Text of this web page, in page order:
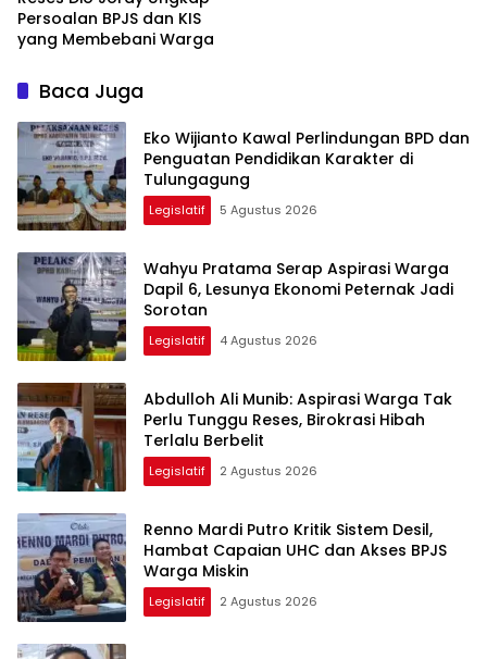
Persoalan BPJS dan KIS
yang Membebani Warga
Baca Juga
Eko Wijianto Kawal Perlindungan BPD dan
Penguatan Pendidikan Karakter di
Tulungagung
Legislatif 5 Agustus 2026
Wahyu Pratama Serap Aspirasi Warga
Dapil 6, Lesunya Ekonomi Peternak Jadi
Sorotan
Legislatif 4 Agustus 2026
Abdulloh Ali Munib: Aspirasi Warga Tak
Perlu Tunggu Reses, Birokrasi Hibah
Terlalu Berbelit
Legislatif 2 Agustus 2026
Renno Mardi Putro Kritik Sistem Desil,
Hambat Capaian UHC dan Akses BPJS
Warga Miskin
Legislatif 2 Agustus 2026